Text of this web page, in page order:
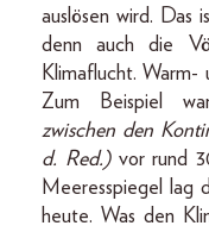
auslösen wird. Das
denn auch die
Klimaflucht. Warm-
Zum Beispiel
zwischen den
d. Red.)vor rund
Meeresspiegel lag
heute. Was den